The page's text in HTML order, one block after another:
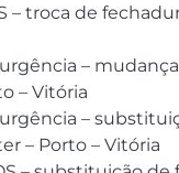
– troca de
–
– Vitória
–
– Porto – Vitória